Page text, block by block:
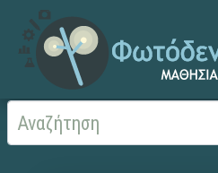
Αρχική Χωρίς τίτλο